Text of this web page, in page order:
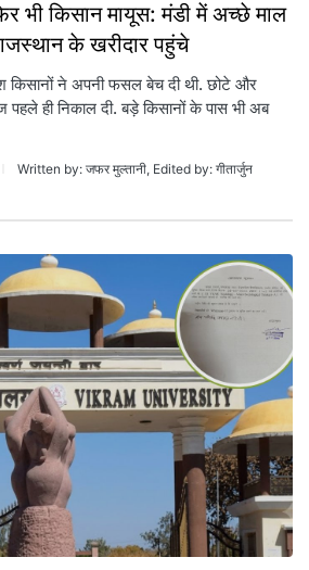
भी किसान मायूस: मंडी में अच्छे माल
के खरीदार पहुंचे
किसानों ने अपनी फसल बेच दी थी. छोटे और
पहले ही निकाल दी. बड़े किसानों के पास भी अब
Written by: जफर मुल्तानी, Edited by: गीतार्जुन